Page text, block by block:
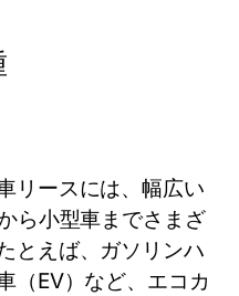
リースには、幅広い
ら小型車までさまざ
とえば、ガソリンハ
（EV）など、エコカ